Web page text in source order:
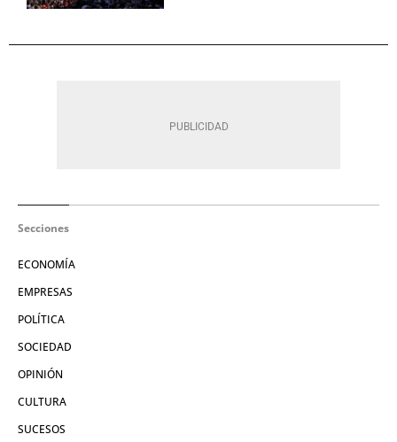
Secciones
ECONOMÍA
EMPRESAS
POLÍTICA
SOCIEDAD
OPINIÓN
CULTURA
SUCESOS